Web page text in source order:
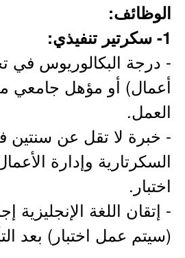
الوظائف:
1- سكرتير تنفيذي:
- درجة البكالوريوس
أعمال) أو مؤهل جامعي
العمل.
- خبرة لا تقل عن سنتين
السكرتارية وإدارة
اختبار.
- إتقان اللغة الإنجليزية
(سيتم عمل اختبار) بعد